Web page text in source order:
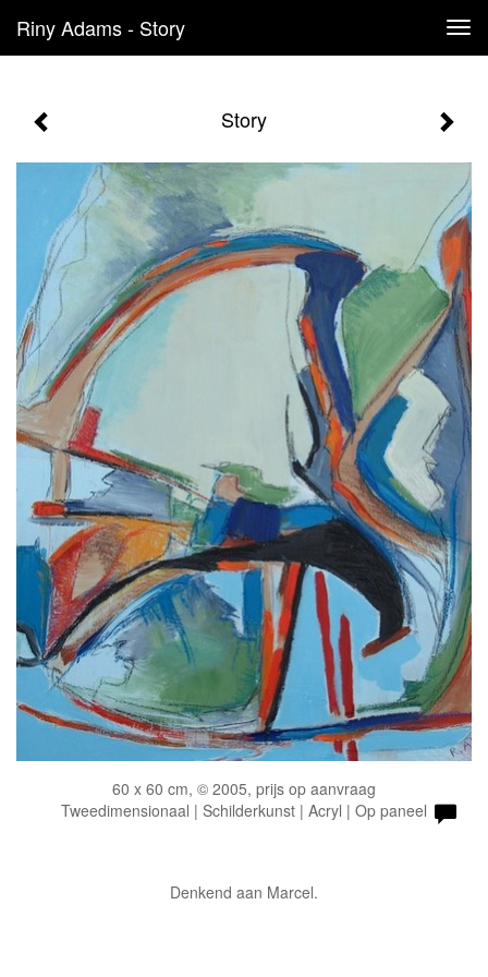
Riny Adams - Story
Story
60 x 60 cm, © 2005, prijs op aanvraag
Tweedimensionaal | Schilderkunst | Acryl | Op paneel
Denkend aan Marcel.